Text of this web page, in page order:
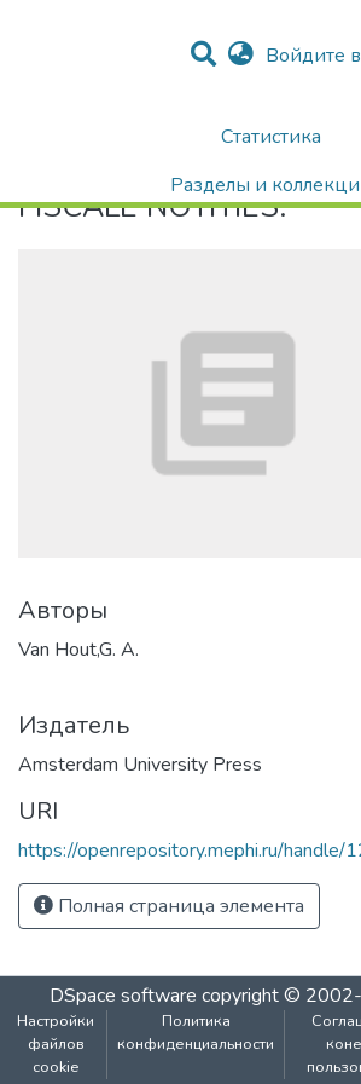
Войдите
Статистика
Разделы и
FISCALE NOTITIES:
FISCALE NOTITIES:
Авторы
Van Hout,G. A.
Издатель
Amsterdam University Press
URI
https://openrepository.mephi.ru/
Полная страница элемента
DSpace software copyright ©
Настройки
файлов
cookie
Политика
конфиденциальности